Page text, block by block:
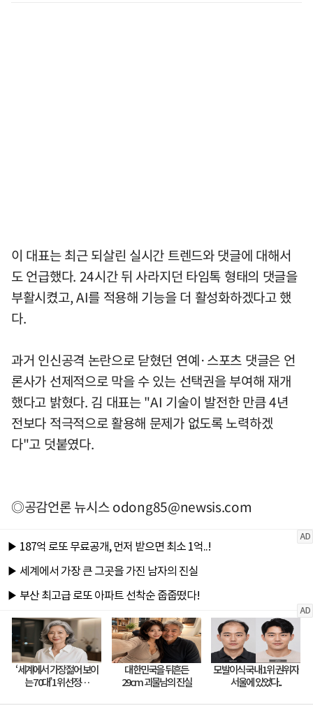
이 대표는 최근 되살린 실시간 트렌드와 댓글에 대해서
도 언급했다. 24시간 뒤 사라지던 타임톡 형태의 댓글을
부활시켰고, AI를 적용해 기능을 더 활성화하겠다고 했
다.
과거 인신공격 논란으로 닫혔던 연예·스포츠 댓글은 언
론사가 선제적으로 막을 수 있는 선택권을 부여해 재개
했다고 밝혔다. 김 대표는 "AI 기술이 발전한 만큼 4년
전보다 적극적으로 활용해 문제가 없도록 노력하겠
다"고 덧붙였다.
◎공감언론 뉴시스odong85@newsis.com